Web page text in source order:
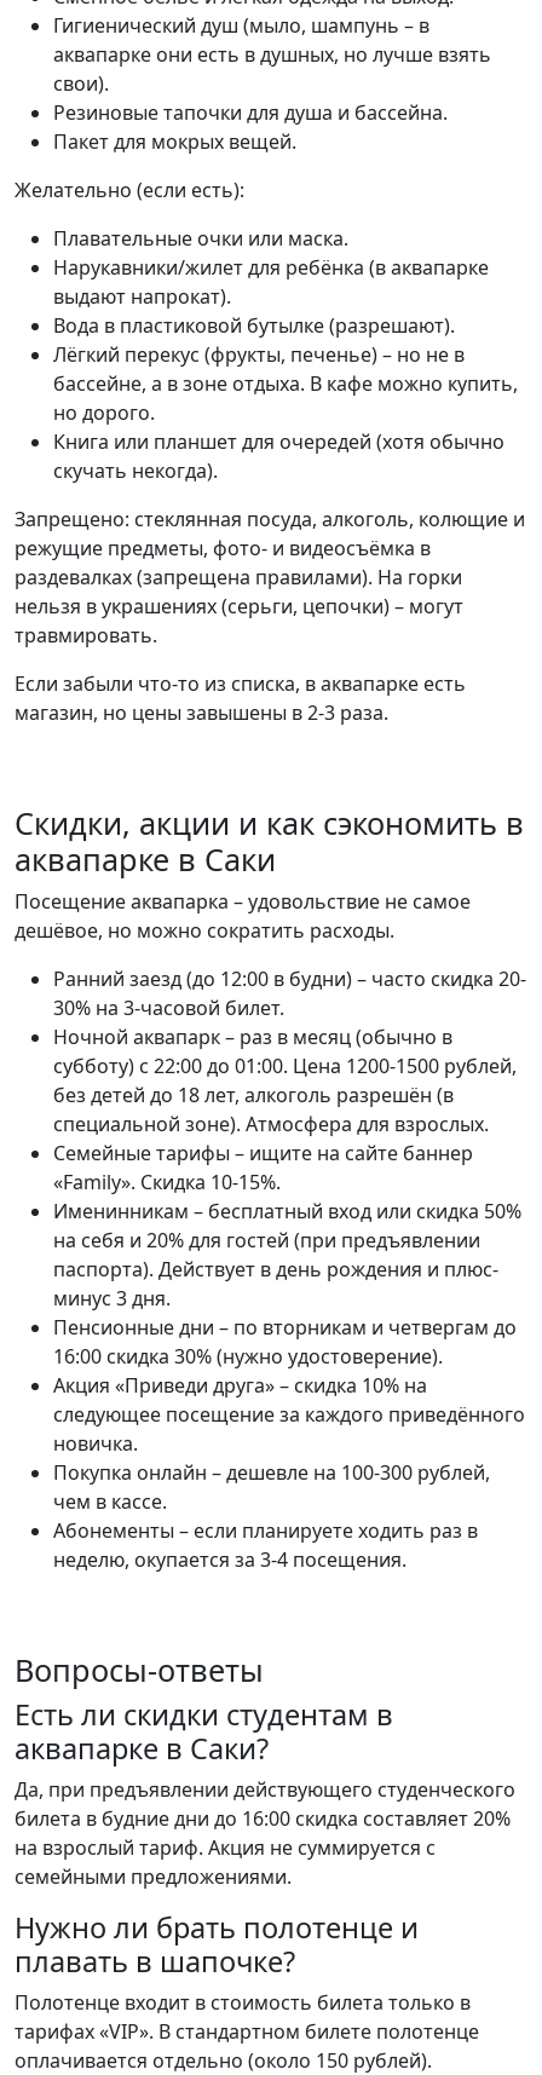
Гигиенический душ (мыло, шампунь – в
аквапарке они есть в душных, но лучше взять
свои).
Резиновые тапочки для душа и бассейна.
Пакет для мокрых вещей.
Желательно (если есть):
Плавательные очки или маска.
Нарукавники/жилет для ребёнка (в аквапарке
выдают напрокат).
Вода в пластиковой бутылке (разрешают).
Лёгкий перекус (фрукты, печенье) – но не в
бассейне, а в зоне отдыха. В кафе можно купить,
но дорого.
Книга или планшет для очередей (хотя обычно
скучать некогда).
Запрещено: стеклянная посуда, алкоголь, колющие и
режущие предметы, фото- и видеосъёмка в
раздевалках (запрещена правилами). На горки
нельзя в украшениях (серьги, цепочки) – могут
травмировать.
Если забыли что-то из списка, в аквапарке есть
магазин, но цены завышены в 2-3 раза.
Скидки, акции и как сэкономить в
аквапарке в Саки
Посещение аквапарка – удовольствие не самое
дешёвое, но можно сократить расходы.
Ранний заезд (до 12:00 в будни) – часто скидка 20-
30% на 3-часовой билет.
Ночной аквапарк – раз в месяц (обычно в
субботу) с 22:00 до 01:00. Цена 1200-1500 рублей,
без детей до 18 лет, алкоголь разрешён (в
специальной зоне). Атмосфера для взрослых.
Семейные тарифы – ищите на сайте баннер
«Family». Скидка 10-15%.
Именинникам – бесплатный вход или скидка 50%
на себя и 20% для гостей (при предъявлении
паспорта). Действует в день рождения и плюс-
минус 3 дня.
Пенсионные дни – по вторникам и четвергам до
16:00 скидка 30% (нужно удостоверение).
Акция «Приведи друга» – скидка 10% на
следующее посещение за каждого приведённого
новичка.
Покупка онлайн – дешевле на 100-300 рублей,
чем в кассе.
Абонементы – если планируете ходить раз в
неделю, окупается за 3-4 посещения.
Вопросы-ответы
Есть ли скидки студентам в
аквапарке в Саки?
Да, при предъявлении действующего студенческого
билета в будние дни до 16:00 скидка составляет 20%
на взрослый тариф. Акция не суммируется с
семейными предложениями.
Нужно ли брать полотенце и
плавать в шапочке?
Полотенце входит в стоимость билета только в
тарифах «VIP». В стандартном билете полотенце
оплачивается отдельно (около 150 рублей).